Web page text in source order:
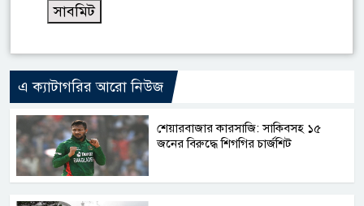
এ ক্যাটাগরির আরো নিউজ
শেয়ারবাজার কারসাজি: সাকিবসহ ১৫
জনের বিরুদ্ধে শিগগির চার্জশিট